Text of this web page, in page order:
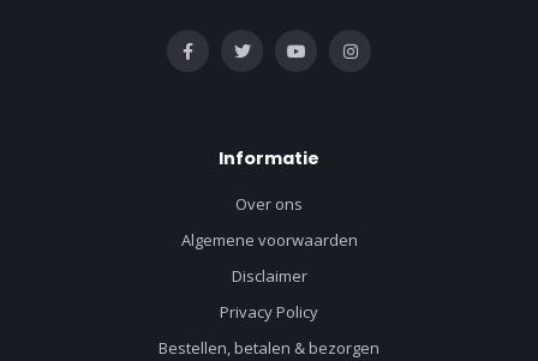
Informatie
Over ons
Algemene voorwaarden
Disclaimer
Privacy Policy
Bestellen, betalen & bezorgen